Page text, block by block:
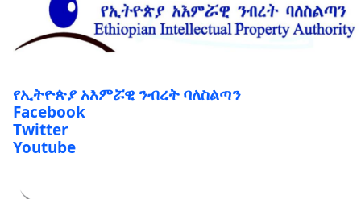
የኢትዮጵያ አእምሯዊ ንብረት ባለስልጣን
Facebook
Twitter
Youtube